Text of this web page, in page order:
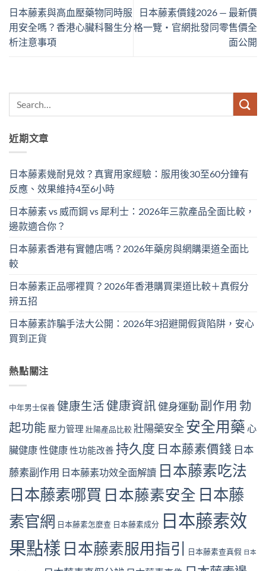
日本藤素與高血壓藥物同時服
用安全嗎？香港心臟科醫生分
析注意事項
日本藤素價錢2026 — 最新價
格一覽・官網批發同零售價全
面公開
近期文章
日本藤素幾耐見效？真實用家經驗：服用後30至60分鐘有
反應、效果維持4至6小時
日本藤素 vs 威而鋼 vs 犀利士：2026年三款產品全面比較，
邊款適合你？
日本藤素香港有實體店嗎？2026年藥房與網購渠道全面比
較
日本藤素正品哪裡買？2026年香港購買渠道比較＋真假分
辨五招
日本藤素詐騙手法大公開：2026年3招避開假貨陷阱，安心
買到正貨
熱點關注
中年男士保養健康生活健康資訊健身運動副作用 勃
起功能 壓力管理 壯陽產品比較壯陽藥安全安全用藥 心
臟健康性健康性功能改善 持久度 日本藤素價錢 日本
藤素副作用 日本藤素功效全面解讀 日本藤素吃法
日本藤素哪買 日本藤素安全 日本藤
素官網 日本藤素怎麼查 日本藤素成分 日本藤素效
果點樣 日本藤素服用指引 日本藤素查真假 日本